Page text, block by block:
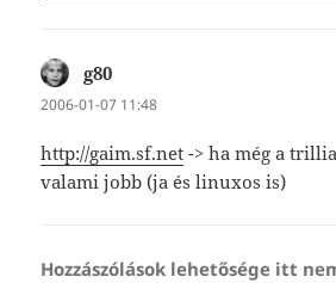
g80
2006-01-07 11:48
http://gaim.sf.net -> ha még a
valami jobb (ja és linuxos is)
Hozzászólások lehetősége itt